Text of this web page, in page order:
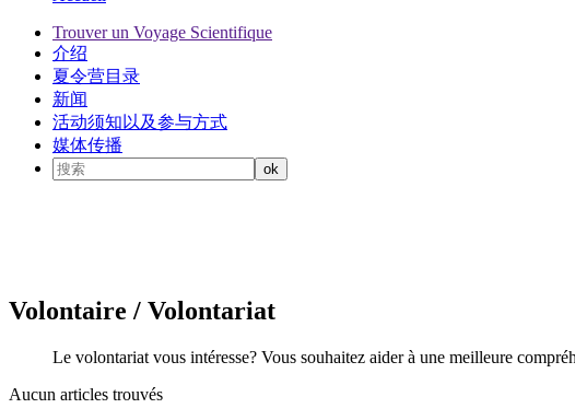
Trouver un Voyage Scientifique
介绍
夏令营目录
新闻
活动须知以及参与方式
媒体传播
Volontaire / Volontariat
Le volontariat vous intéresse? Vous souhaitez aider à une meilleure
Aucun articles trouvés